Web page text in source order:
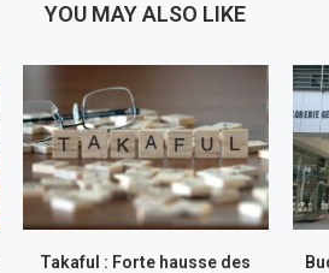
YOU MAY ALSO LIKE
Takaful : Forte hausse des